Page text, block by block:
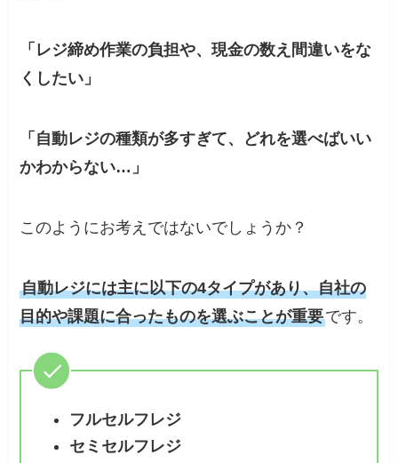
「レジ締め作業の負担や、現金の数え間違いをな
くしたい」
「自動レジの種類が多すぎて、どれを選べばいい
かわからない…」
このようにお考えではないでしょうか？
自動レジには主に以下の4タイプがあり、自社の
目的や課題に合ったものを選ぶことが重要です。
フルセルフレジ
セミセルフレジ